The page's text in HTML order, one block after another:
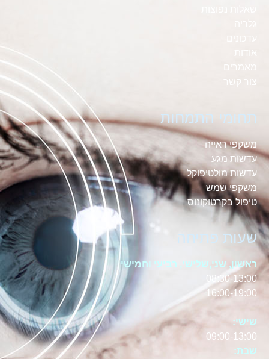
אודות
מאמרים
צור קשר
תחומי התמחות
משקפי ראייה
עדשות מגע
עדשות מולטיפוקל
משקפי שמש
טיפול בקרטוקונוס
שעות פתיחה
ראשון, שני,שלישי, רביעי וחמישי
08:30-13:00
16:00-19:00
שישי:
09:00-13:00
שבת: